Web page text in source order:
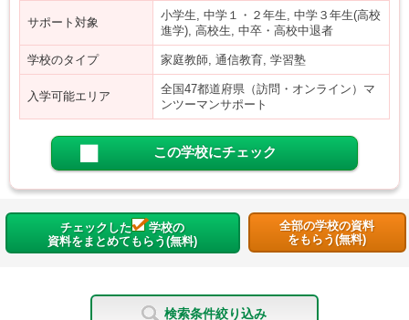
サポート対象
小学生, 中学１・２年生, 中学３年生(高校
進学), 高校生, 中卒・高校中退者
学校のタイプ 家庭教師, 通信教育, 学習塾
入学可能エリア
全国47都道府県（訪問・オンライン）マ
ンツーマンサポート
この学校にチェック
チェックした
学校の
資料をまとめてもらう(無料)
全部の学校の資料
をもらう(無料)
検索条件絞り込み